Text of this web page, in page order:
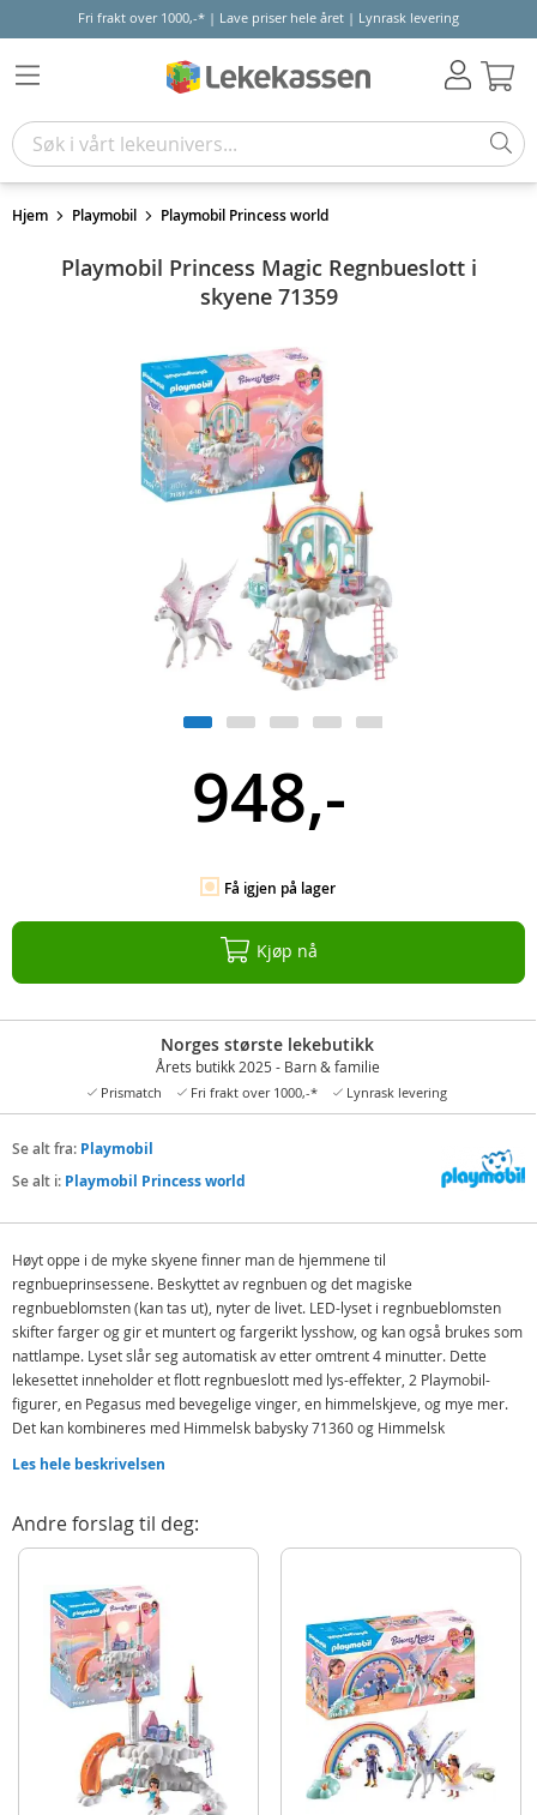
Fri frakt over 1000,-* | Lave priser hele året | Lynrask levering
Hjem Playmobil Playmobil Princess world
Playmobil Princess Magic Regnbueslott i
skyene 71359
948,-
Få igjen på lager
Kjøp nå
Norges største lekebutikk
Årets butikk 2025 - Barn & familie
Prismatch Fri frakt over 1000,-* Lynrask levering
Se alt fra: Playmobil
Se alt i: Playmobil Princess world
Høyt oppe i de myke skyene finner man de hjemmene til
regnbueprinsessene. Beskyttet av regnbuen og det magiske
regnbueblomsten (kan tas ut), nyter de livet. LED-lyset i regnbueblomsten
skifter farger og gir et muntert og fargerikt lysshow, og kan også brukes som
nattlampe. Lyset slår seg automatisk av etter omtrent 4 minutter. Dette
lekesettet inneholder et flott regnbueslott med lys-effekter, 2 Playmobil-
figurer, en Pegasus med bevegelige vinger, en himmelskjeve, og mye mer.
Det kan kombineres med Himmelsk babysky 71360 og Himmelsk
sett selges separat).
Pegasus
2 skynederdele
Himmelhuske
Sommerfuglring
Og mye mer
Detaljer:
Antall deler: 114
Les hele beskrivelsen
Andre forslag til deg: